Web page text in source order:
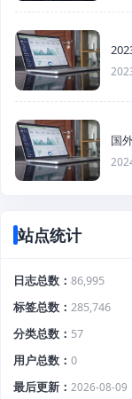
国
站点统计
日志总数 86,995
标签总数
285,746
分类总数
57
用户总数
0
最后更新
2026-08-09